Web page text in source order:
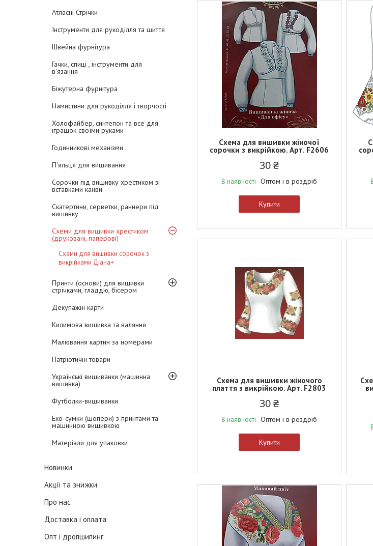
Атласні Стрічки
Інструменти для рукоділля та шиття
Швейна фурнітура
Гачки, спиці , інструменти для
в'язання
Біжутерна фурнітура
Намистини для рукоділля і творчості
Холофайбер, синтепон та все для
іграшок своїми руками
Годинникові механізми
П'яльця для вишивання
Сорочки під вишивку хрестиком зі
вставками канви
Скатертини, серветки, раннери під
вишивку
Схеми для вишивки хрестиком
(друковані, паперові)
Схеми для вишивки сорочок з
викрійками Діана+
Принти (основи) для вишивки
стрічками, гладдю, бісером
Декупажні карти
Килимова вишивка та валяння
Малювання картин за номерами
Патріотичні товари
Українські вишиванки (машинна
вишивка)
Футболки-вишиванки
Еко-сумки (шопери) з принтами та
машинною вишивкою
Матеріали для упаковки
Новинки
Акції та знижки
Про нас
Доставка і оплата
Опт і дропшипинг
Схема для вишивки жіночої
сорочки з викрійкою. Арт. F2606
30 ₴
В наявності Оптом і в роздріб
Купити
Схема для вишивки жіночого
плаття з викрійкою. Арт. F2803
30 ₴
В наявності Оптом і в роздріб
Купити